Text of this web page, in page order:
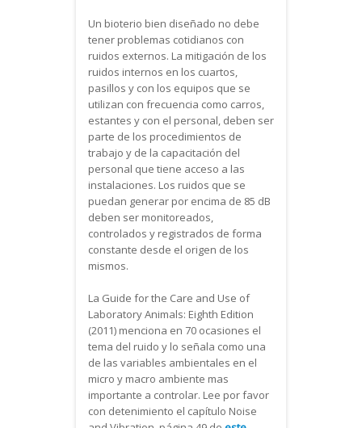
Un bioterio bien diseñado no debe
tener problemas cotidianos con
ruidos externos. La mitigación de los
ruidos internos en los cuartos,
pasillos y con los equipos que se
utilizan con frecuencia como carros,
estantes y con el personal, deben ser
parte de los procedimientos de
trabajo y de la capacitación del
personal que tiene acceso a las
instalaciones. Los ruidos que se
puedan generar por encima de 85 dB
deben ser monitoreados,
controlados y registrados de forma
constante desde el origen de los
mismos.
La Guide for the Care and Use of
Laboratory Animals: Eighth Edition
(2011) menciona en 70 ocasiones el
tema del ruido y lo señala como una
de las variables ambientales en el
micro y macro ambiente mas
importante a controlar. Lee por favor
con detenimiento el capítulo Noise